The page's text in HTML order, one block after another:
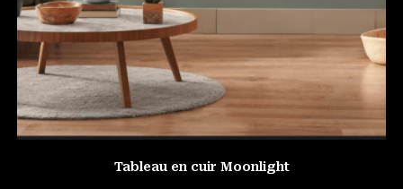
Tableau en cuir Moonlight